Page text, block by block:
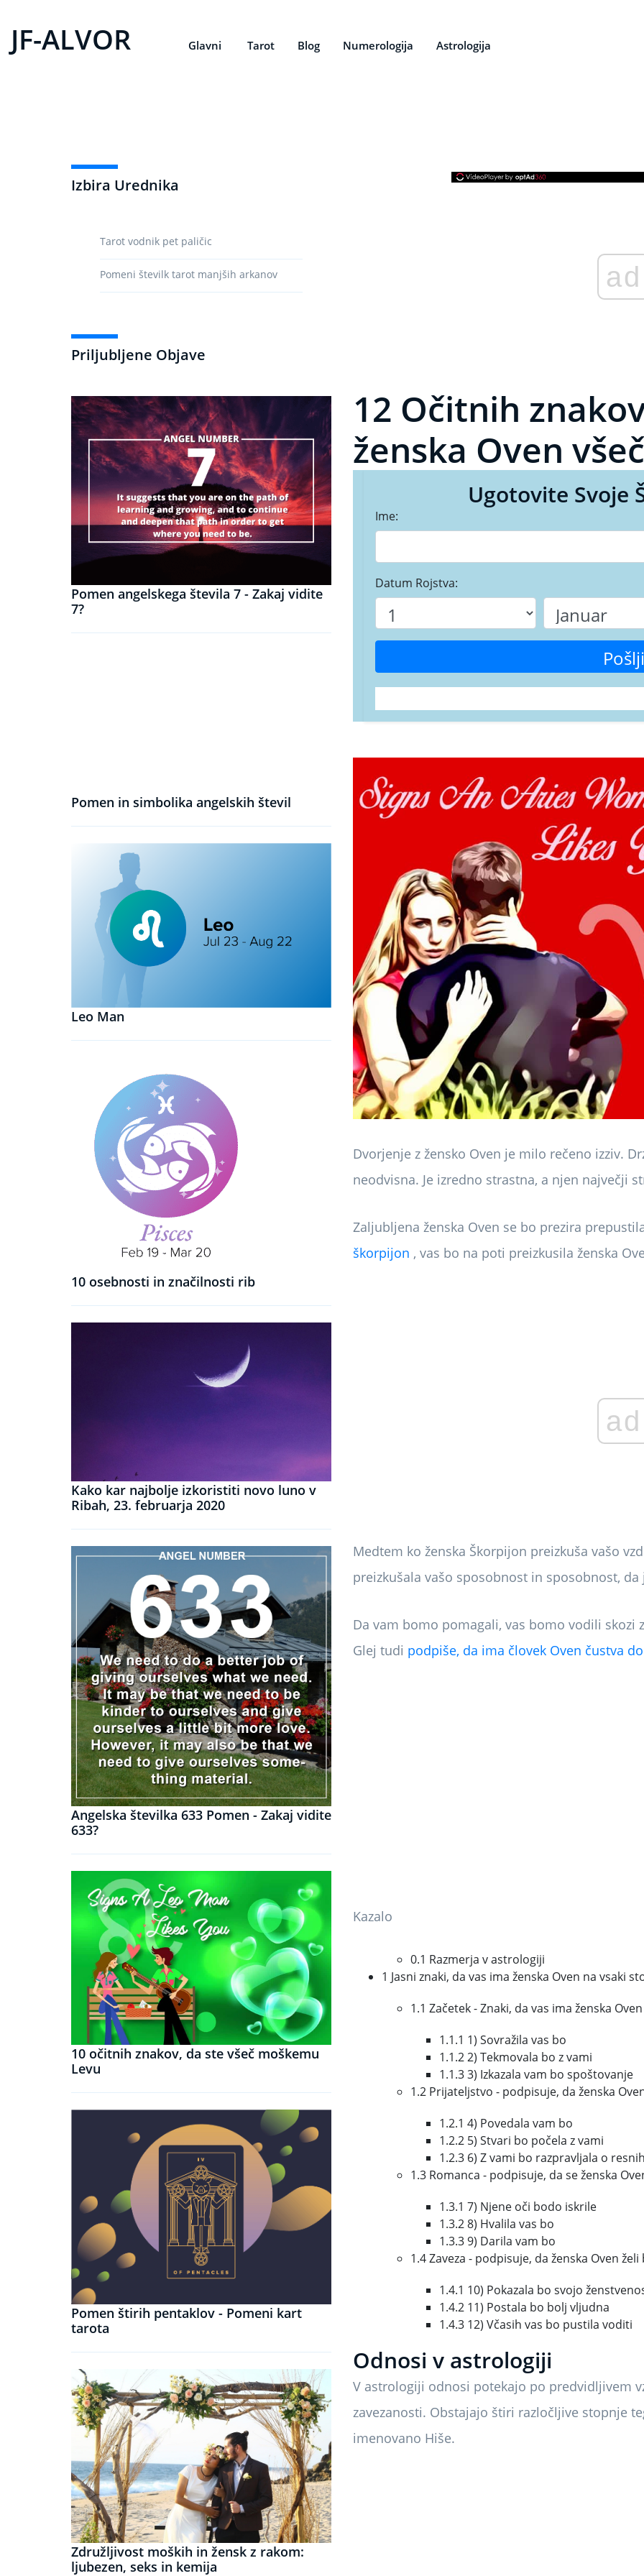
JF-ALVOR Glavni Tarot Blog Numerologija Astrologija
Izbira Urednika
Tarot vodnik pet paličic
Pomeni številk tarot manjših arkanov
Priljubljene Objave
Pomen angelskega števila 7 - Zakaj vidite
7?
Pomen in simbolika angelskih števil
Leo Man
10 osebnosti in značilnosti rib
Kako kar najbolje izkoristiti novo luno v
Ribah, 23. februarja 2020
Angelska številka 633 Pomen - Zakaj vidite
633?
10 očitnih znakov, da ste všeč moškemu
Levu
Pomen štirih pentaklov - Pomeni kart
tarota
Združljivost moških in žensk z rakom:
ljubezen, seks in kemija
ad
12 Očitnih
ženska Oven všeč
Ugotovite Svoje
Ime:
Datum Rojstva:
Pošlji
Dvorjenje z žensko Oven je milo rečeno izziv.
neodvisna. Je izredno strastna, a njen največji
Zaljubljena ženska Oven se bo prezira
škorpijon , vas bo na poti preizkusila ženska
ad
Medtem ko ženska Škorpijon preizkuša vašo
preizkušala vašo sposobnost in sposobnost,
Da vam bomo pomagali, vas bomo vodili skozi
Glej tudi podpiše, da ima človek Oven čustva
Kazalo
0.1 Razmerja v astrologiji
1 Jasni znaki, da vas ima ženska Oven na vsaki
1.1 Začetek - Znaki, da vas ima ženska
1.1.1 1) Sovražila vas bo
1.1.2 2) Tekmovala bo z vami
1.1.3 3) Izkazala vam bo spoštovanje
1.2 Prijateljstvo - podpisuje, da ženska
1.2.1 4) Povedala vam bo
1.2.2 5) Stvari bo počela z vami
1.2.3 6) Z vami bo razpravljala o
1.3 Romanca - podpisuje, da se ženska
1.3.1 7) Njene oči bodo iskrile
1.3.2 8) Hvalila vas bo
1.3.3 9) Darila vam bo
1.4 Zaveza - podpisuje, da ženska Oven
1.4.1 10) Pokazala bo svojo
1.4.2 11) Postala bo bolj vljudna
1.4.3 12) Včasih vas bo pustila voditi
Odnosi v astrologiji
V astrologiji odnosi potekajo po predvidljivem
zavezanosti. Obstajajo štiri razločljive stopnje
imenovano Hiše.